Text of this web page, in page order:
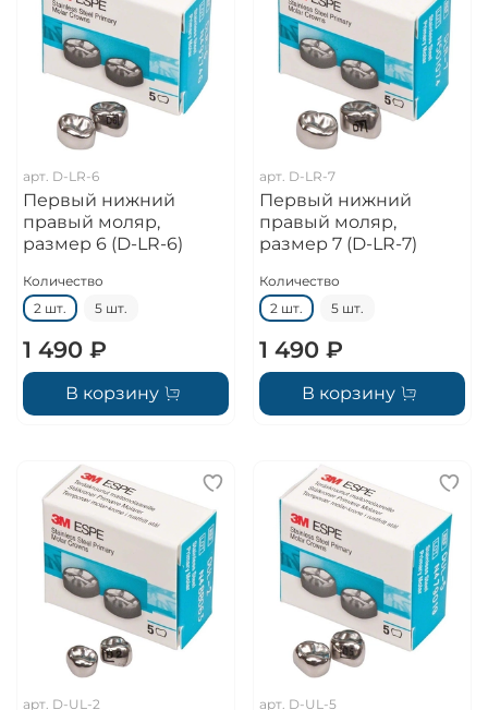
арт. D-LR-6
Первый нижний
правый моляр,
размер 6 (D-LR-6)
Количество
2 шт.
5 шт.
1 490 ₽
В корзину
арт. D-LR-7
Первый нижний
правый моляр,
размер 7 (D-LR-7)
Количество
2 шт.
5 шт.
1 490 ₽
В корзину
арт. D-UL-2 арт. D-UL-5